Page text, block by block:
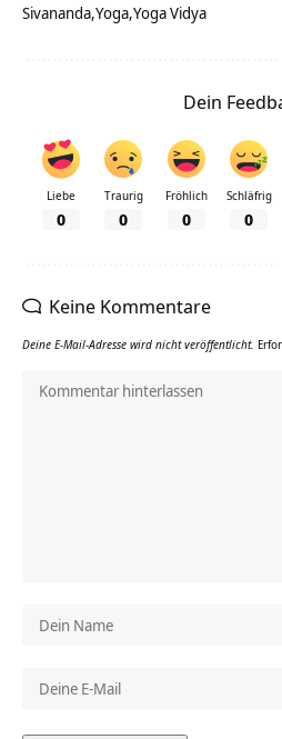
Sivananda Yoga Yoga Vidya
Dein
Liebe
0
Traurig
0
Fröhlich
0
Schläfrig
0
Keine Kommentare
Deine E-Mail-Adresse wird nicht veröffentlicht.